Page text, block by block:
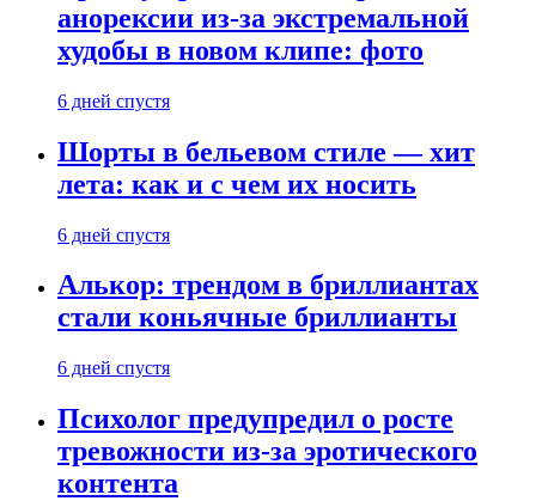
анорексии из-за экстремальной
худобы в новом клипе: фото
6 дней спустя
Шорты в бельевом стиле — хит
лета: как и с чем их носить
6 дней спустя
Алькор: трендом в бриллиантах
стали коньячные бриллианты
6 дней спустя
Психолог предупредил о росте
тревожности из-за эротического
контента